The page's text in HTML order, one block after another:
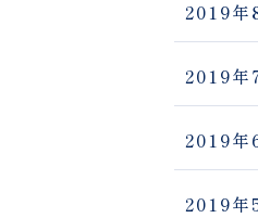
2019年
2019年
2019年
2019年